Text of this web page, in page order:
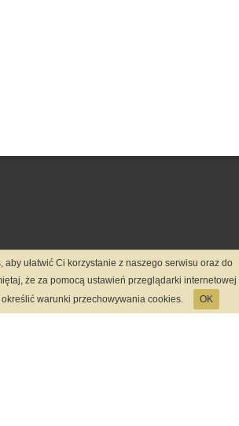
aby ułatwić Ci korzystanie z naszego serwisu oraz do
że za pomocą ustawień przeglądarki internetowej
warunki przechowywania cookies.
OK